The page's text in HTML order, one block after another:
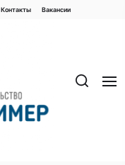
Контaкты Вакaнсии